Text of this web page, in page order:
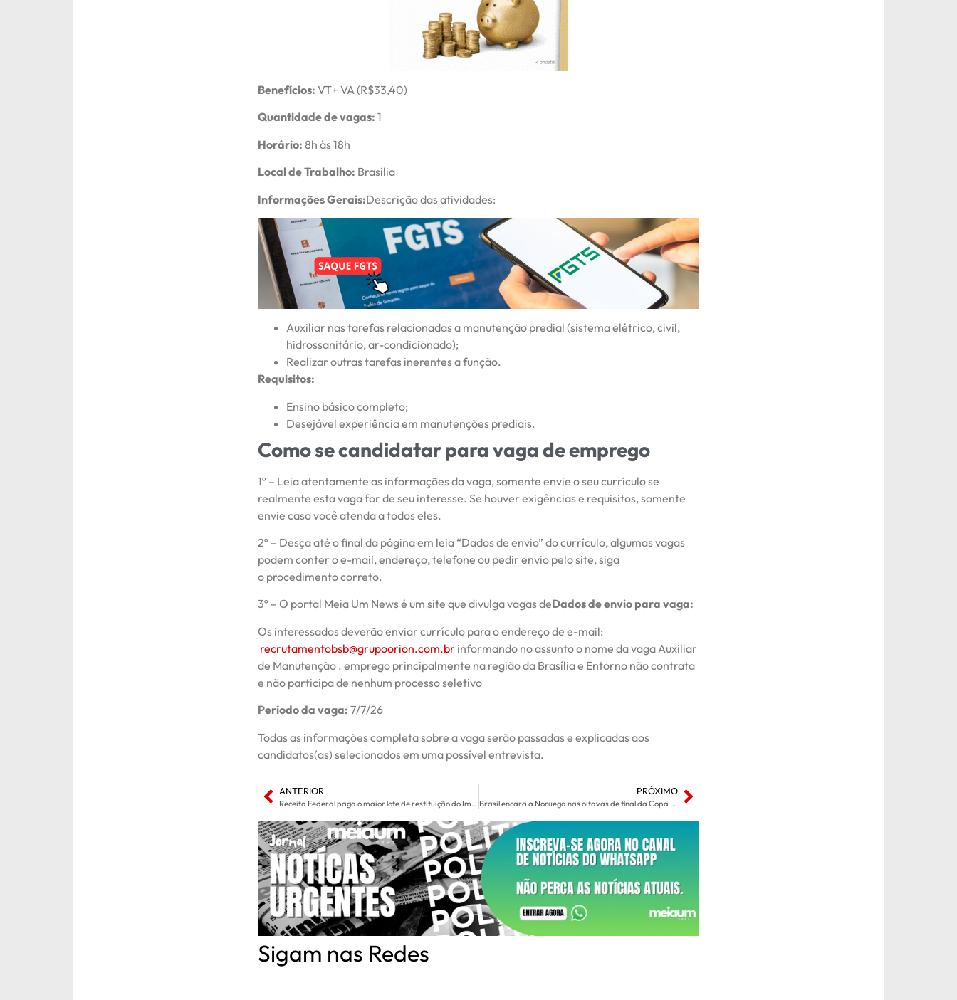
Benefícios: VT+ VA (R$33,40)
Quantidade de vagas: 1
Horário: 8h às 18h
Local de Trabalho: Brasília
Informações Gerais:Descrição das atividades:
Auxiliar nas tarefas relacionadas a manutenção predial (sistema elétrico, civil,
hidrossanitário, ar-condicionado);
Realizar outras tarefas inerentes a função.
Requisitos:
Ensino básico completo;
Desejável experiência em manutenções prediais.
Como se candidatar para vaga de emprego
1º – Leia atentamente as informações da vaga, somente envie o seu currículo se
realmente esta vaga for de seu interesse. Se houver exigências e requisitos, somente
envie caso você atenda a todos eles.
2º – Desça até o final da página em leia “Dados de envio” do currículo, algumas vagas
podem conter o e-mail, endereço, telefone ou pedir envio pelo site, siga
o procedimento correto.
3º – O portal Meia Um News é um site que divulga vagas deDados de envio para vaga:
Os interessados deverão enviar currículo para o endereço de e-mail:
recrutamentobsb@grupoorion.com.br informando no assunto o nome da vaga Auxiliar
de Manutenção . emprego principalmente na região da Brasília e Entorno não contrata
e não participa de nenhum processo seletivo
Período da vaga: 7/7/26
Todas as informações completa sobre a vaga serão passadas e explicadas aos
candidatos(as) selecionados em uma possível entrevista.
ANTERIOR
Receita Federal paga o maior lote de restituição do Imposto de Renda da história nesta terça-feira
PRÓXIMO
Brasil encara a Noruega nas oitavas de final da Copa do Mundo de 2026 e busca vaga entre os oito melhores
Sigam nas Redes